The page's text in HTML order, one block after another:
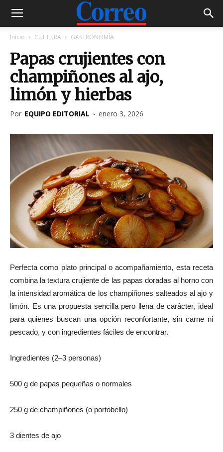
Inicio CULTURA GASTRONOMÍA
Papas crujientes con
champiñones al ajo,
limón y hierbas
Por EQUIPO EDITORIAL - enero 3, 2026
Perfecta como plato principal o acompañamiento, esta receta
combina la textura crujiente de las papas doradas al horno con
la intensidad aromática de los champiñones salteados al ajo y
limón. Es una propuesta sencilla pero llena de carácter, ideal
para quienes buscan una opción reconfortante, sin carne ni
pescado, y con ingredientes fáciles de encontrar.
Ingredientes (2–3 personas)
500 g de papas pequeñas o normales
250 g de champiñones (o portobello)
3 dientes de ajo